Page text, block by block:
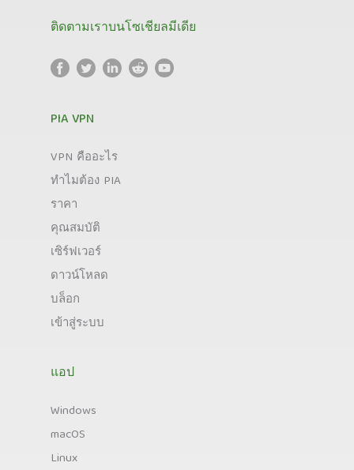
ติดตามเราบนโซเชียลมีเดีย
PIA VPN
VPN คืออะไร
ทำไมต้อง PIA
ราคา
คุณสมบัติ
เซิร์ฟเวอร์
ดาวน์โหลด
บล็อก
เข้าสู่ระบบ
แอป
Windows
macOS
Linux